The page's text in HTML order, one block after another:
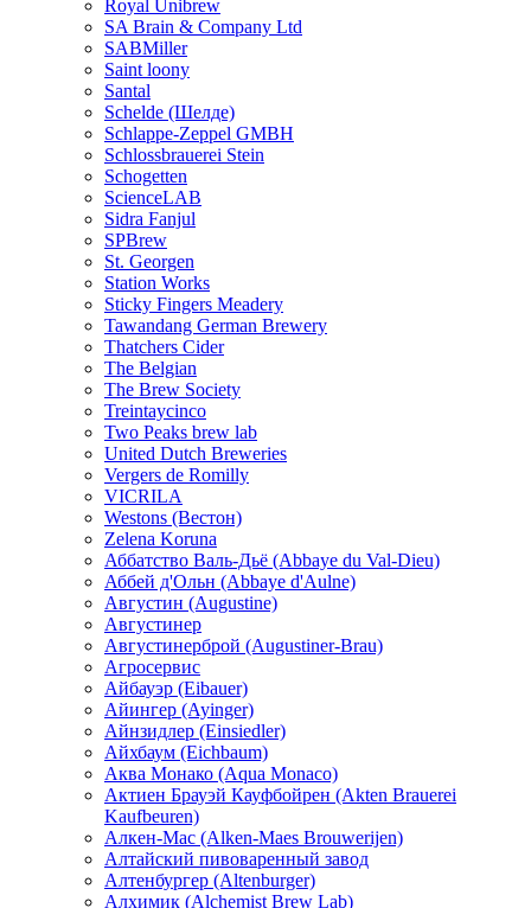
Royal Unibrew
SA Brain & Company Ltd
SABMiller
Saint loony
Santal
Schelde (Шелде)
Schlappe-Zeppel GMBH
Schlossbrauerei Stein
Schogetten
ScienceLAB
Sidra Fanjul
SPBrew
St. Georgen
Station Works
Sticky Fingers Meadery
Tawandang German Brewery
Thatchers Cider
The Belgian
The Brew Society
Treintaycinco
Two Peaks brew lab
United Dutch Breweries
Vergers de Romilly
VICRILA
Westons (Вестон)
Zelena Koruna
Аббатство Валь-Дьё (Abbaye du Val-Dieu)
Аббей д'Ольн (Abbaye d'Aulne)
Августин (Augustine)
Августинер
Августинерброй (Augustiner-Brau)
Агросервис
Айбауэр (Eibauer)
Айингер (Ayinger)
Айнзидлер (Einsiedler)
Айхбаум (Eichbaum)
Аква Монако (Aqua Monaco)
Актиен Брауэй Кауфбойрен (Akten Brauerei
Kaufbeuren)
Алкен-Мас (Alken-Maes Brouwerijen)
Алтайский пивоваренный завод
Алтенбургер (Altenburger)
Алхимик (Alchemist Brew Lab)